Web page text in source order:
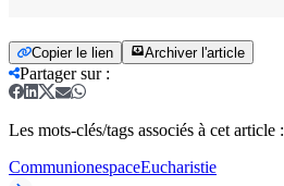
Copier le lien Archiver l'article
Partager sur:
Les mots-clés/tags associés à cet article :
CommunionespaceEucharistie